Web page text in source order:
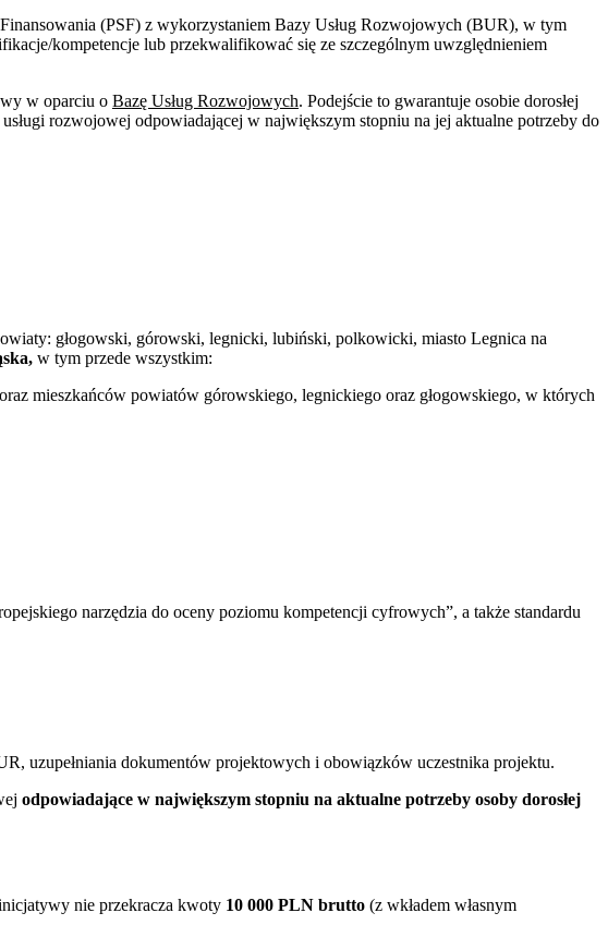
(PSF) z wykorzystaniem Bazy Usług Rozwojowych (BUR), w tym
kompetencje lub przekwalifikować się ze szczególnym uwzględnieniem
w oparciu o Bazę Usług Rozwojowych. Podejście to gwarantuje osobie dorosłej
rozwojowej odpowiadającej w największym stopniu na jej aktualne potrzeby do
głogowski, górowski, legnicki, lubiński, polkowicki, miasto Legnica na
w tym przede wszystkim:
mieszkańców powiatów górowskiego, legnickiego oraz głogowskiego, w których
narzędzia do oceny poziomu kompetencji cyfrowych”, a także standardu
uzupełniania dokumentów projektowych i obowiązków uczestnika projektu.
odpowiadające w największym stopniu na aktualne potrzeby osoby dorosłej
nie przekracza kwoty 10 000 PLN brutto (z wkładem własnym